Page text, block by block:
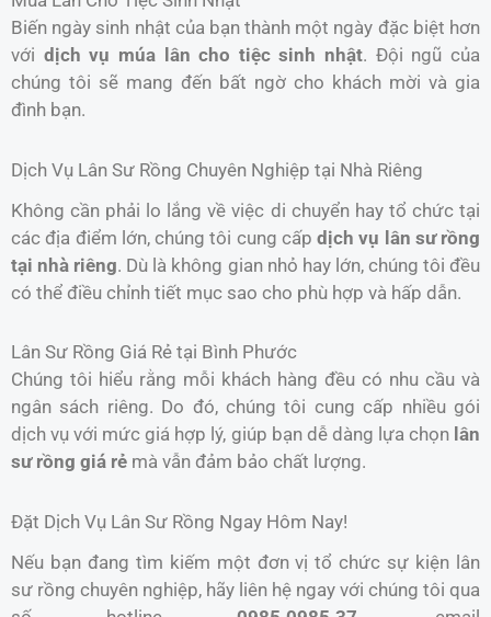
Biến ngày sinh nhật của bạn thành một ngày đặc biệt hơn
với dịch vụ múa lân cho tiệc sinh nhật. Đội ngũ của
chúng tôi sẽ mang đến bất ngờ cho khách mời và gia
đình bạn.
Dịch Vụ Lân Sư Rồng Chuyên Nghiệp tại Nhà Riêng
Không cần phải lo lắng về việc di chuyển hay tổ chức tại
các địa điểm lớn, chúng tôi cung cấp dịch vụ lân sư rồng
tại nhà riêng. Dù là không gian nhỏ hay lớn, chúng tôi đều
có thể điều chỉnh tiết mục sao cho phù hợp và hấp dẫn.
Lân Sư Rồng Giá Rẻ tại Bình Phước
Chúng tôi hiểu rằng mỗi khách hàng đều có nhu cầu và
ngân sách riêng. Do đó, chúng tôi cung cấp nhiều gói
dịch vụ với mức giá hợp lý, giúp bạn dễ dàng lựa chọn lân
sư rồng giá rẻ mà vẫn đảm bảo chất lượng.
Đặt Dịch Vụ Lân Sư Rồng Ngay Hôm Nay!
Nếu bạn đang tìm kiếm một đơn vị tổ chức sự kiện lân
sư rồng chuyên nghiệp, hãy liên hệ ngay với chúng tôi qua